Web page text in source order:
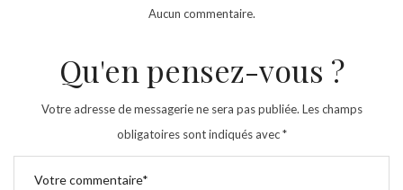
Aucun commentaire.
Qu'en pensez-vous ?
Votre adresse de messagerie ne sera pas publiée. Les champs
obligatoires sont indiqués avec*